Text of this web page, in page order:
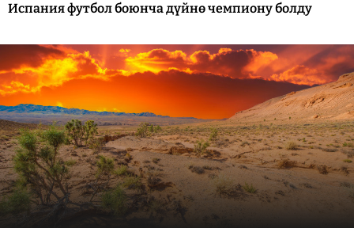
Испания футбол боюнча дүйнө чемпиону болду